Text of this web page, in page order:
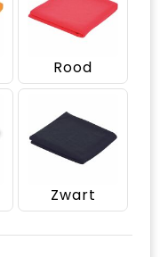
Rood
Zwart